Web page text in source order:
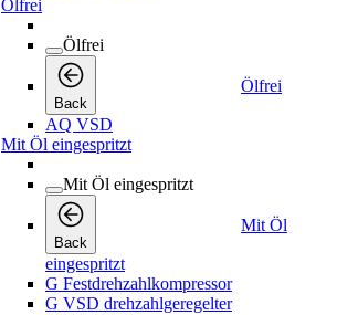
Ölfrei
Ölfrei
Back
Ölfrei
AQ VSD
Mit Öl eingespritzt
Mit Öl eingespritzt
Back
Mit Öl
eingespritzt
G Festdrehzahlkompressor
G VSD drehzahlgeregelter